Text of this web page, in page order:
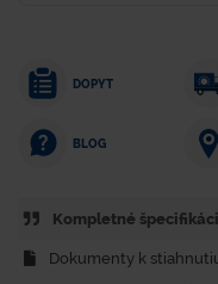
DOPYT
BLOG
Kompletné
Dokumenty k